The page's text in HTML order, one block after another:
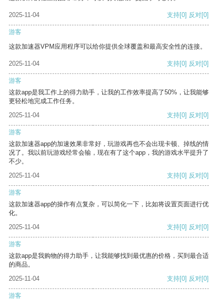
2025-11-04 支持[0] 反对[0]
游客
这款加速器VPM应用程序可以给你提供全球覆盖和最高安全性的连接。
2025-11-04 支持[0] 反对[0]
游客
这款app是我工作上的得力助手，让我的工作效率提高了50%，让我能够
更轻松地完成工作任务。
2025-11-04
支持[0] 反对[0]
游客
这款加速器app的加速效果非常好，玩游戏再也不会出现卡顿、掉线的情
况了。我以前玩游戏经常会输，现在有了这个app，我的游戏水平提升了
不少。
2025-11-04
支持[0] 反对[0]
游客
这款加速器app的操作有点复杂，可以简化一下，比如将设置页面进行优
化。
2025-11-04
支持[0] 反对[0]
游客
这款app是我购物的得力助手，让我能够找到最优惠的价格，买到最合适
的商品。
2025-11-04
支持[0] 反对[0]
游客